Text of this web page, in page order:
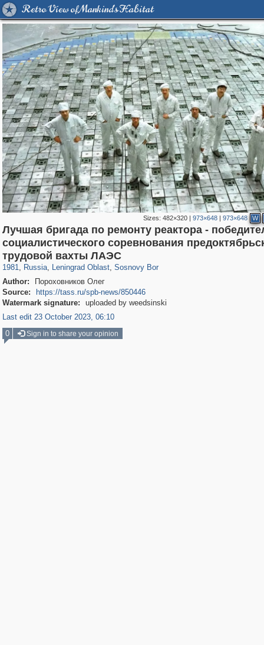
Retro View of Mankind's Habitat
Sizes:482×320 |973×648 |973×648 W
Лучшая бригада по ремонту реактора -
социалистического соревнования
трудовой вахты ЛАЭС
1981, Russia
1,406,792 29,243
, Leningrad Oblast
38,974 592
, Sosnovy Bor
342
Author:
Пороховников Олег
Source:
https://tass.ru/spb-news/850446
Watermark signature:
uploaded by weedsinski
Last edit 23 October 2023, 06:10
0
Sign in to share your opinion